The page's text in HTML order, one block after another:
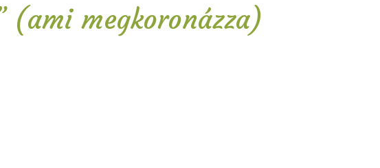
(ami megkoronázza)